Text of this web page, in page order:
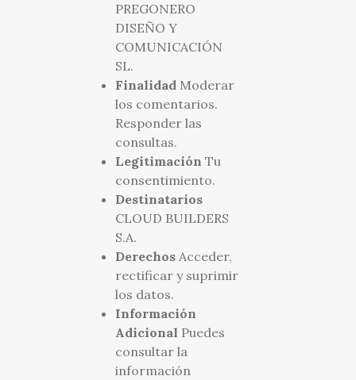
PREGONERO
DISEÑO Y
COMUNICACIÓN
SL.
FinalidadModerar
los comentarios.
Responder las
consultas.
Legitimación Tu
consentimiento.
Destinatarios
CLOUD BUILDERS
S.A.
DerechosAcceder,
rectificar y suprimir
los datos.
Información
Adicional Puedes
consultar la
información